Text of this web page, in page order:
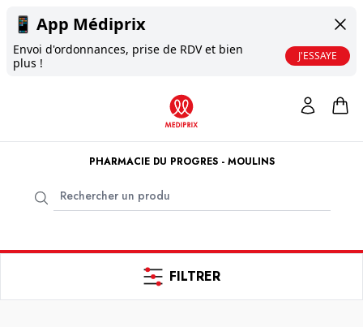
📱 App Médiprix
Envoi d'ordonnances, prise de RDV et bien
plus !
J'ESSAYE
PHARMACIE DU PROGRES - MOULINS
FILTRER